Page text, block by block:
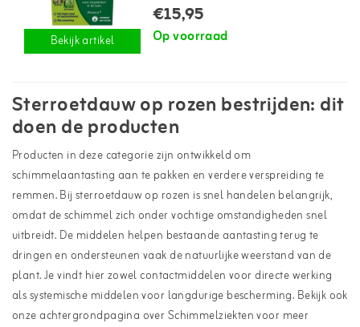
Bekijk artikel
€15,95
Op voorraad
Sterroetdauw op rozen bestrijden: dit
doen de producten
Producten in deze categorie zijn ontwikkeld om
schimmelaantasting aan te pakken en verdere verspreiding te
remmen. Bij sterroetdauw op rozen is snel handelen belangrijk,
omdat de schimmel zich onder vochtige omstandigheden snel
uitbreidt. De middelen helpen bestaande aantasting terug te
dringen en ondersteunen vaak de natuurlijke weerstand van de
plant. Je vindt hier zowel contactmiddelen voor directe werking
als systemische middelen voor langdurige bescherming. Bekijk ook
onze achtergrondpagina over Schimmelziektenvoor meer